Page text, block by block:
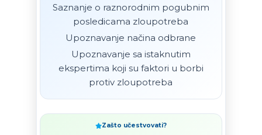
Saznanje o raznorodnim pogubnim
posledicama zloupotreba
Upoznavanje načina odbrane
Upoznavanje sa istaknutim
ekspertima koji su faktori u borbi
protiv zloupotreba
Zašto učestvovati?